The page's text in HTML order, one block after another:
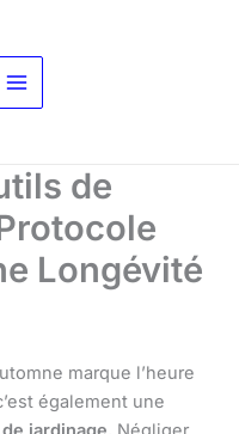
de
Longévité
marque l’heure
également une